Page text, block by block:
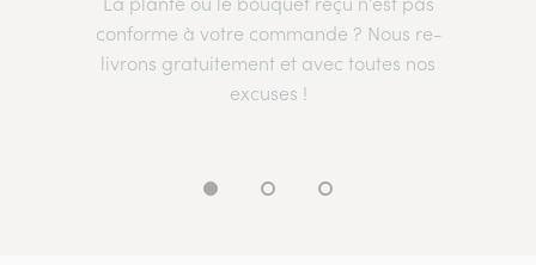
conforme à votre commande ? Nous re-
livrons gratuitement et avec toutes nos
excuses !